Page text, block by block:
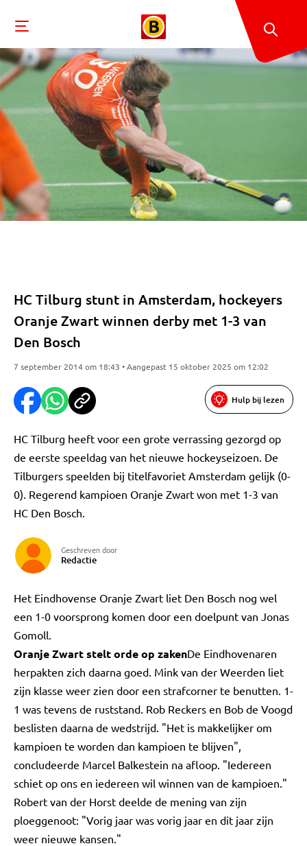
HC Tilburg stunt in Amsterdam, hockeyers
Oranje Zwart winnen derby met 1-3 van
Den Bosch
7 september 2014 om 18:43 • Aangepast 15 oktober 2025 om 12:02
Hulp bij lezen
HC Tilburg heeft voor een grote verrassing gezorgd op
de eerste speeldag van het nieuwe hockeyseizoen. De
Tilburgers speelden bij titelfavoriet Amsterdam gelijk (0-
0). Regerend kampioen Oranje Zwart won met 1-3 van
HC Den Bosch.
Geschreven door
Redactie
Het Eindhovense Oranje Zwart liet Den Bosch nog wel
een 1-0 voorsprong komen door een doelpunt van Jonas
Gomoll.
Oranje Zwart stelt orde op zakenDe Eindhovenaren
herpakten zich daarna goed. Mink van der Weerden liet
zijn klasse weer zien door een strafcorner te benutten. 1-
1 was tevens de ruststand. Rob Reckers en Bob de Voogd
beslisten daarna de wedstrijd. "Het is makkelijker om
kampioen te worden dan kampioen te blijven",
concludeerde Marcel Balkestein na afloop. "Iedereen
schiet op ons en iedereen wil winnen van de kampioen."
Robert van der Horst deelde de mening van zijn
ploeggenoot: "Vorig jaar was vorig jaar en dit jaar zijn
weer nieuwe kansen."